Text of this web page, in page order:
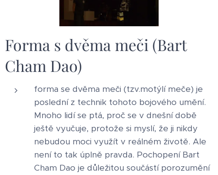
Forma s dvěma meči (Bart
Cham Dao)
forma se dvěma meči (tzv.motýlí meče) je
poslední z technik tohoto bojového umění.
Mnoho lidí se ptá, proč se v dnešní době
ještě vyučuje, protože si myslí, že ji nikdy
nebudou moci využít v reálném životě. Ale
není to tak úplně pravda. Pochopení Bart
Cham Dao je důležitou součástí porozumění